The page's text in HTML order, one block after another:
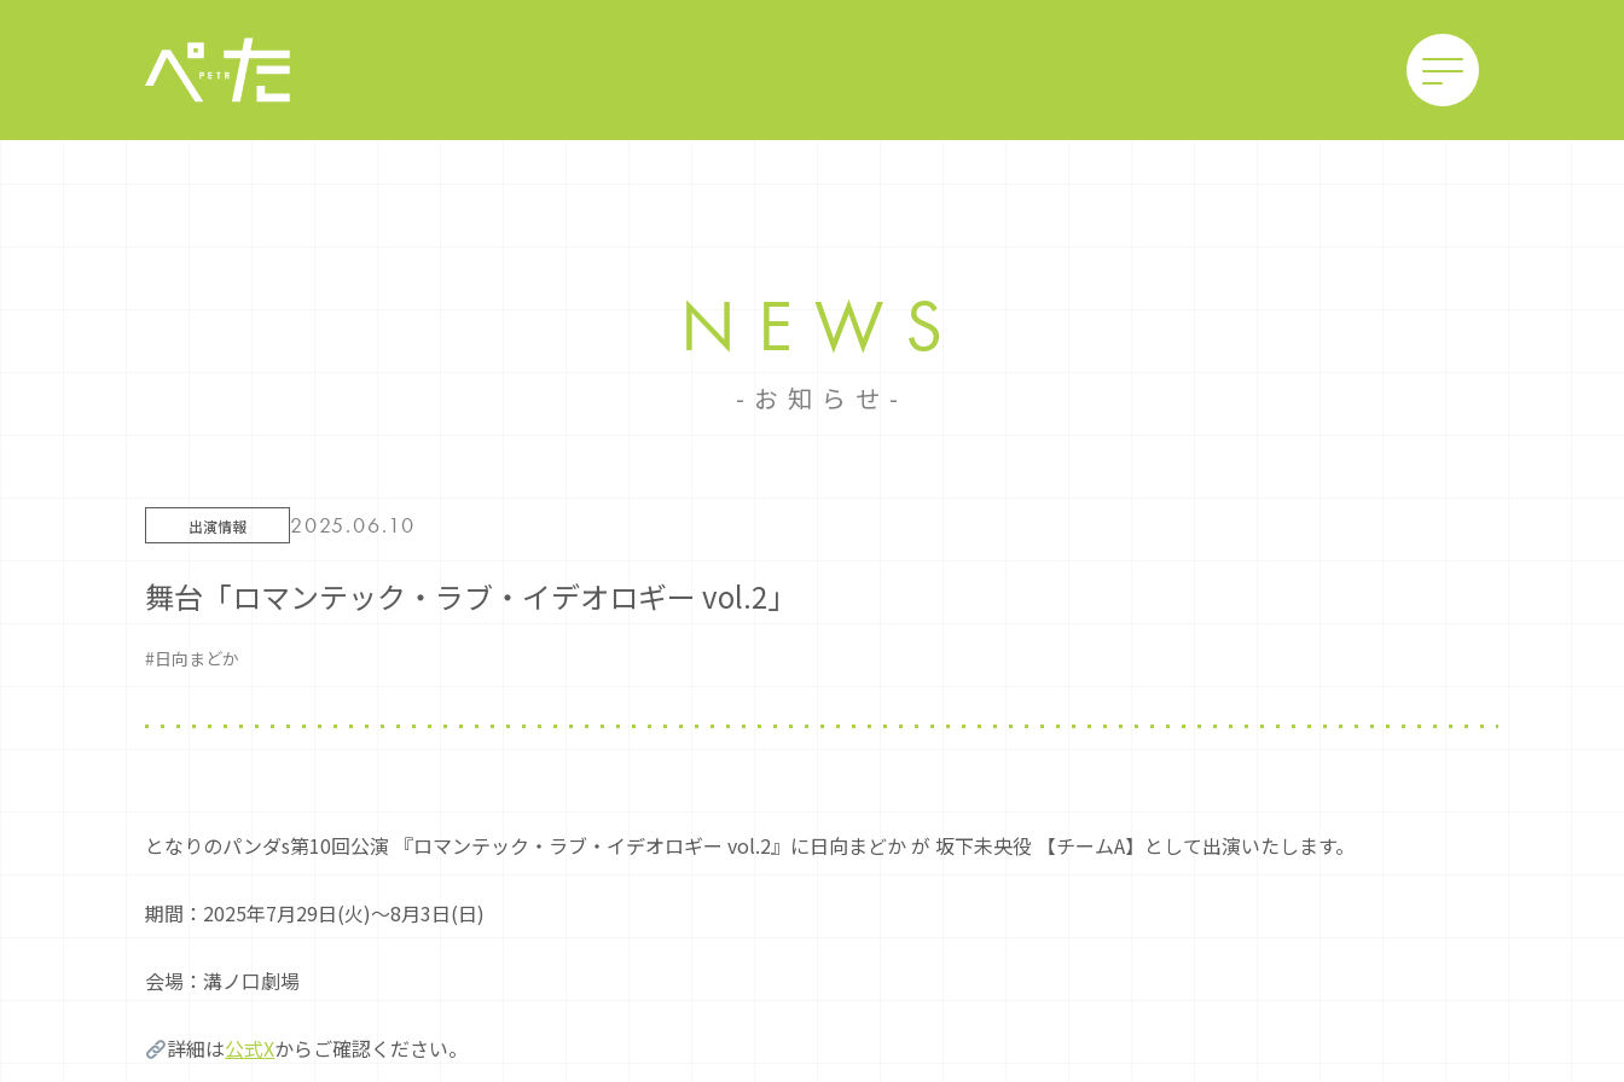
NEWS
お知らせ
出演情報 2025.06.10
舞台「ロマンテック・ラブ・イデオロギー vol.2」
#日向まどか
となりのパンダs第10回公演 『ロマンテック・ラブ・イデオロギー vol.2』に日向まどか が 坂下未央役 【チームA】として出演いたします。
期間：2025年7月29日(火)～8月3日(日)
会場：溝ノ口劇場
詳細は公式Xからご確認ください。